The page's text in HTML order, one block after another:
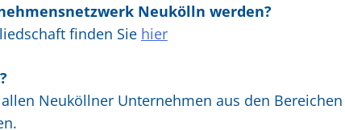
Neukölln werden?
finden Sie hier
Neuköllner Unternehmen aus den